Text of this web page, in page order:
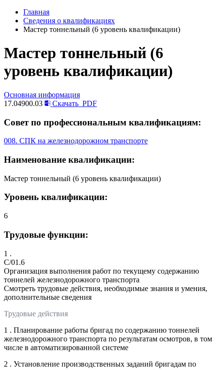
Главная
Сведения о квалификациях
Мастер тоннельный (6 уровень квалификации)
Мастер тоннельный (6
уровень квалификации)
Основная информация
17.04900.03
Скачать PDF
Совет по профессиональным квалификациям:
008. СПК на железнодорожном транспорте
Наименование квалификации:
Мастер тоннельный (6 уровень квалификации)
Уровень квалификации:
6
Трудовые функции:
1 .
C/01.6
Организация выполнения работ по текущему содержанию
тоннелей железнодорожного транспорта
Смотреть трудовые действия, необходимые знания и умения,
дополнительные сведения
Трудовые действия
1 . Планирование работы бригад по содержанию тоннелей
железнодорожного транспорта по результатам осмотров, в том
числе в автоматизированной системе
2 . Установление производственных заданий бригадам по